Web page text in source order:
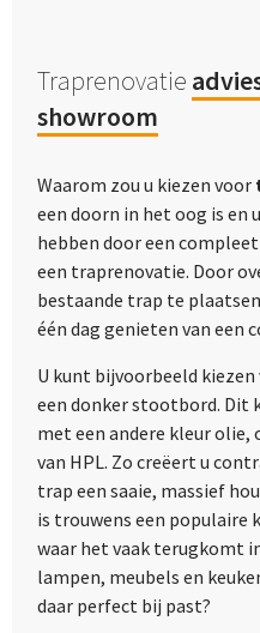
Traprenovatie
showroom
Waarom zou u kiezen voor
een doorn in het oog is
hebben door een compleet
een traprenovatie. Door
bestaande trap te
één dag genieten van
U kunt bijvoorbeeld
een donker stootbord. Dit
met een andere kleur
van HPL. Zo creëert u
trap een saaie, massief
is trouwens een populaire
waar het vaak terugkomt
lampen, meubels en
daar perfect bij past?